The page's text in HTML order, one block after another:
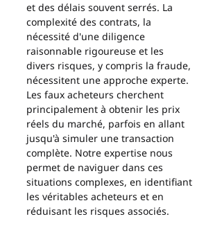
et des délais souvent serrés. La
complexité des contrats, la
nécessité d'une diligence
raisonnable rigoureuse et les
divers risques, y compris la fraude,
nécessitent une approche experte.
Les faux acheteurs cherchent
principalement à obtenir les prix
réels du marché, parfois en allant
jusqu'à simuler une transaction
complète. Notre expertise nous
permet de naviguer dans ces
situations complexes, en identifiant
les véritables acheteurs et en
réduisant les risques associés.